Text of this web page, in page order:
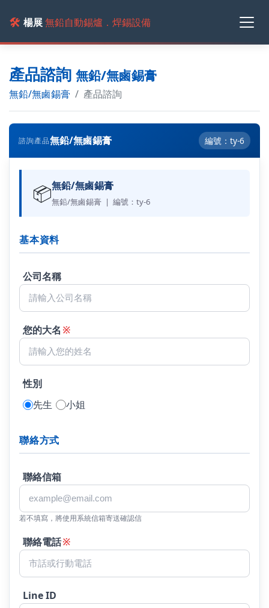
🛠️ 楊展無鉛自動錫爐．焊錫設備
產品諮詢 無鉛/無鹵錫膏
無鉛/無鹵錫膏 產品諮詢
諮詢產品無鉛/無鹵錫膏 編號：ty-6
📦無鉛/無鹵錫膏
無鉛/無鹵錫膏 | 編號：ty-6
基本資料
公司名稱
您的大名 ※
性別
先生
小姐
聯絡方式
聯絡信箱
若不填寫，將使用系統信箱寄送確認信
聯絡電話※
Line ID